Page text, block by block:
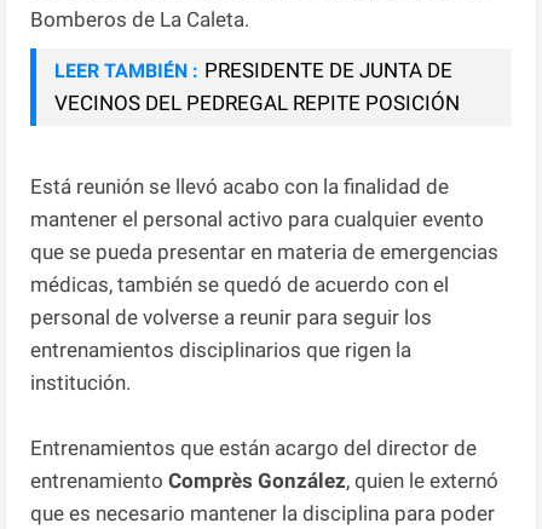
Bomberos de La Caleta.
LEER TAMBIÉN : PRESIDENTE DE JUNTA DE
VECINOS DEL PEDREGAL REPITE POSICIÓN
Está reunión se llevó acabo con la finalidad de
mantener el personal activo para cualquier evento
que se pueda presentar en materia de emergencias
médicas, también se quedó de acuerdo con el
personal de volverse a reunir para seguir los
entrenamientos disciplinarios que rigen la
institución.
Entrenamientos que están acargo del director de
entrenamientoComprès González, quien le externó
que es necesario mantener la disciplina para poder